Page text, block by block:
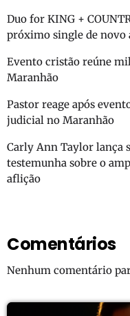
Duo for KING +
próximo single de novo
Evento cristão reúne
Maranhão
Pastor reage após
judicial no Maranhão
Carly Ann Taylor lança
testemunha sobre o
aflição
Comentários
Nenhum comentário